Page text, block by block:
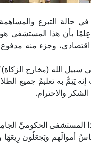
في حالة التبرع
عِلمًا بأن هذا
وجزء منه
سبيل الله (مخارج
يَتِمُّ به تعليمُ جميع
والاحترام.
المستشفى الحكوميِّ
أموالَهم ويَجعَلُون